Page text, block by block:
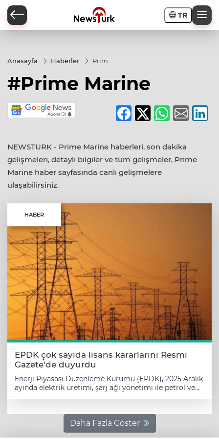
TR
Anasayfa Haberler
Prime
#Prime Marine
NEWSTURK - Prime Marine haberleri, son dakika
gelişmeleri, detaylı bilgiler ve tüm gelişmeler, Prime
Marine haber sayfasında canlı gelişmelere
ulaşabilirsiniz.
HABER
EPDK çok sayıda lisans kararlarını Resmi
Gazete'de duyurdu
Enerji Piyasası Düzenleme Kurumu (EPDK), 2025 Aralık
ayında elektrik üretimi, şarj ağı yönetimi ile petrol ve
enerji projeleri ile elektrikli araç altyapısına yönelik
lisanslar dikkat çekti. ANKARA (İGFA) - EPDK, 6446
sayılı Elektrik Piyasası Kanunu ve 5015 sayılı Petrol
Daha Fazla Göster